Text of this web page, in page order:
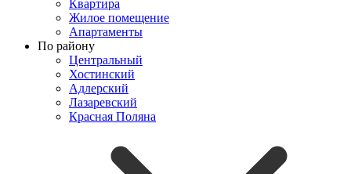
Квартира
Жилое помещение
Апартаменты
По району
Центральный
Хостинский
Адлерский
Лазаревский
Красная Поляна